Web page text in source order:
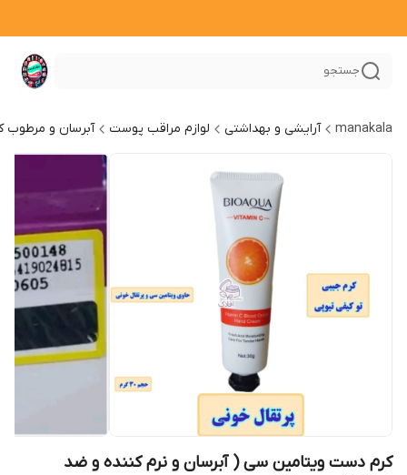
جستجو
manakala آرایشی و بهداشتی لوازم مراقب پوست آبرسان و مرطوب
کرم دست ویتامین سی ( آبرسان و نرم کننده و ضد